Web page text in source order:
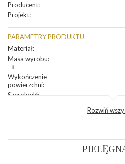
Producent:
Projekt:
PARAMETRY PRODUKTU
Materiał:
Masa wyrobu:
Wykończenie
powierzchni:
Szerokość:
Szlif
Rozwiń